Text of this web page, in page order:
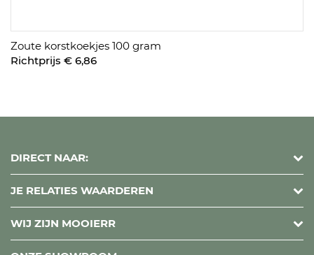
Zoute korstkoekjes 100 gram
Richtprijs € 6,86
DIRECT NAAR:
JE RELATIES WAARDEREN
WIJ ZIJN MOOIERR